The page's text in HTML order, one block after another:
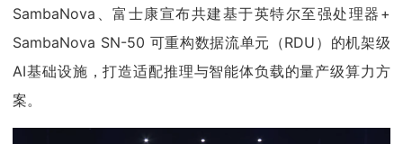
SambaNova、富士康宣布共建基于英特尔至强处理器+
SambaNova SN-50 可重构数据流单元（RDU）的机架级
AI基础设施，打造适配推理与智能体负载的量产级算力方
案。